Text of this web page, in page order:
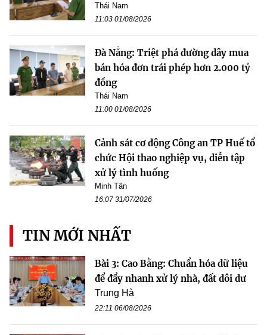
Thái Nam
11:03 01/08/2026
Đà Nẵng: Triệt phá đường dây mua
bán hóa đơn trái phép hơn 2.000 tỷ
đồng
Thái Nam
11:00 01/08/2026
Cảnh sát cơ động Công an TP Huế tổ
chức Hội thao nghiệp vụ, diễn tập
xử lý tình huống
Minh Tân
16:07 31/07/2026
TIN MỚI NHẤT
Bài 3: Cao Bằng: Chuẩn hóa dữ liệu
để đẩy nhanh xử lý nhà, đất dôi dư
Trung Hà
22:11 06/08/2026